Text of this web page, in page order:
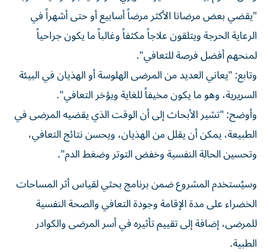
"يقضي بعض مرضانا الأكثر مرضاً أسابيع أو حتى أشهراً في
الرعاية الحرجة ويتلقون علاجاً مكثفاً وغالباً ما يكون جراحياً
لمنحهم أفضل فرصة للتعافي".
وتابع: "يعاني العديد من المرضى الهلوسة أو الهذيان في البيئة
السريرية، وهو ما يكون مخيفاً للغاية ويؤخر التعافي".
وأوضح: "تشير الأبحاث إلى أن الوقت الذي يقضيه المرضى في
الطبيعة، يمكن أن يقلل من الهذيان، ويحسن نتائج التعافي،
وتحسين الحالة النفسية وخفض التوتر وضغط الدم".
وسيُستخدم المشروع ضمن برنامج بحثي لقياس أثر المساحات
الخضراء على مدة الإقامة وجودة التعافي والصحة النفسية
للمرضى، إضافة إلى تقييم تأثيره في أسر المرضى والكوادر
الطبية.